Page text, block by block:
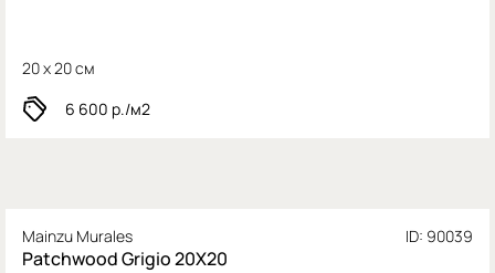
20 x 20 см
6 600 р./м2
Mainzu Murales ID: 90039
Patchwood Grigio 20X20